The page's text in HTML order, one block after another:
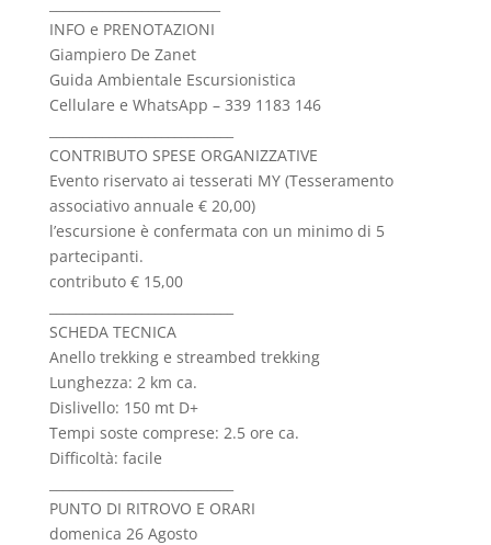
INFO e PRENOTAZIONI
Giampiero De Zanet
Guida Ambientale Escursionistica
Cellulare e WhatsApp – 339 1183 146
CONTRIBUTO SPESE ORGANIZZATIVE
Evento riservato ai tesserati MY (Tesseramento
associativo annuale € 20,00)
l’escursione è confermata con un minimo di 5
partecipanti.
contributo € 15,00
SCHEDA TECNICA
Anello trekking e streambed trekking
Lunghezza: 2 km ca.
Dislivello: 150 mt D+
Tempi soste comprese: 2.5 ore ca.
Difficoltà: facile
PUNTO DI RITROVO E ORARI
domenica 26 Agosto